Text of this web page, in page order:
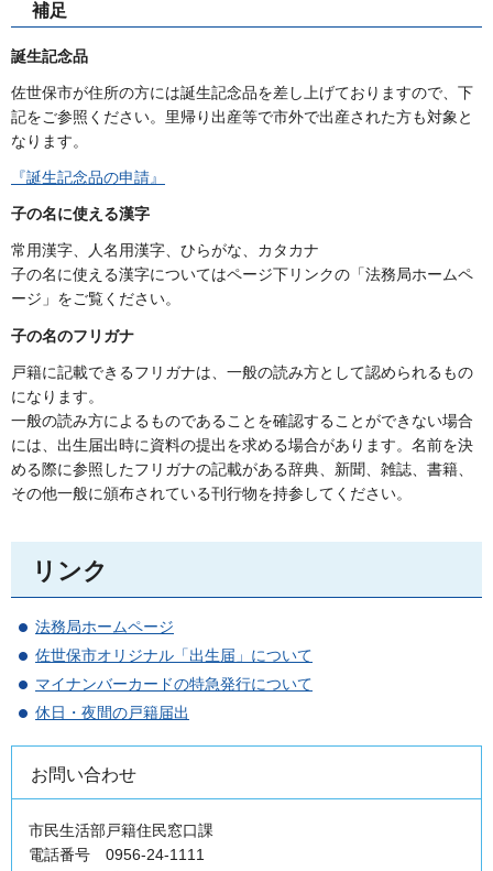
補足
誕生記念品
佐世保市が住所の方には誕生記念品を差し上げておりますので、下
記をご参照ください。里帰り出産等で市外で出産された方も対象と
なります。
『誕生記念品の申請』
子の名に使える漢字
常用漢字、人名用漢字、ひらがな、カタカナ
子の名に使える漢字についてはページ下リンクの「法務局ホームペ
ージ」をご覧ください。
子の名のフリガナ
戸籍に記載できるフリガナは、一般の読み方として認められるもの
になります。
一般の読み方によるものであることを確認することができない場合
には、出生届出時に資料の提出を求める場合があります。名前を決
める際に参照したフリガナの記載がある辞典、新聞、雑誌、書籍、
その他一般に頒布されている刊行物を持参してください。
リンク
法務局ホームページ
佐世保市オリジナル「出生届」について
マイナンバーカードの特急発行について
休日・夜間の戸籍届出
お問い合わせ
市民生活部戸籍住民窓口課
電話番号 0956-24-1111